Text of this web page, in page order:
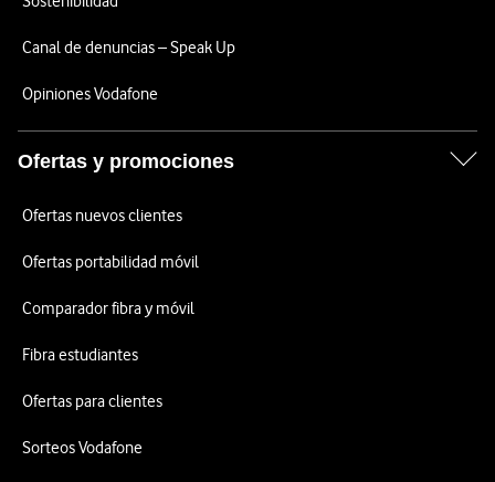
Canal de denuncias – Speak Up
Opiniones Vodafone
Ofertas y promociones
Ofertas nuevos clientes
Ofertas portabilidad móvil
Comparador fibra y móvil
Fibra estudiantes
Ofertas para clientes
Sorteos Vodafone